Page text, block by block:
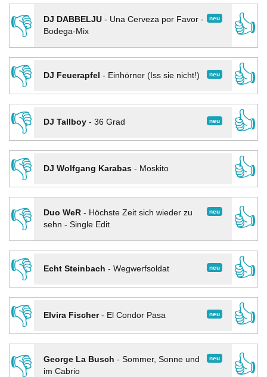
👎
neu
DJ DABBELJU- Una Cerveza por Favor -
Bodega-Mix
👍
👎
neu
DJ Feuerapfel - Einhörner (Iss sie nicht!)
👍
👎
neu
DJ Tallboy- 36 Grad
👍
👎
DJ Wolfgang Karabas- Moskito
👍
👎
neu
Duo WeR- Höchste Zeit sich wieder zu
sehn - Single Edit
👍
👎
neu
Echt Steinbach - Wegwerfsoldat
👍
👎
neu
Elvira Fischer- El Condor Pasa
👍
👎
neu
George La Busch - Sommer, Sonne und
im Cabrio
👍